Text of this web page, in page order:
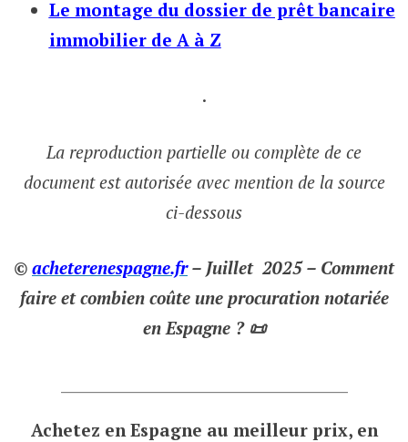
Le montage du dossier de prêt bancaire
immobilier de A à Z
.
La reproduction partielle ou complète de ce
document est autorisée avec mention de la source
ci-dessous
© acheterenespagne.fr– Juillet 2025 – Comment
faire et combien coûte une procuration notariée
en Espagne ? 📜
Achetez en Espagne au meilleur prix, en